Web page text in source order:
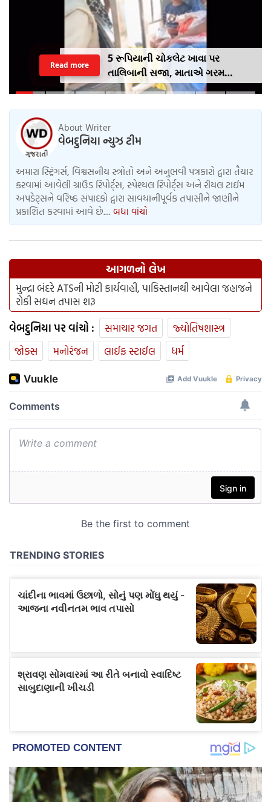
5 રૂપિયાની ચોકલેટ ખાવા પર
તાલિબાની સજા, માતાએ ગરમ
ચપ્પુથી પુત્રના પગમાં આપ્યો ડામ,
Read more
About Writer
વેબદુનિયા ન્યુઝ ટીમ
અમારા સ્ટ્રિંગર્સ, વિશ્વસનીય સ્ત્રોતો અને અનુભવી પત્રકારો દ્વારા તૈયાર
કરવામાં આવેલી ગ્રાઉંડ રિપોર્ટ્સ, સ્પેશ્યલ રિપોર્ટ્સ અને રીયલ ટાઈમ
અપડેટ્સને વરિષ્ઠ સંપાદકો દ્વારા સાવધાનીપૂર્વક તપાસીને જાણીને
પ્રકાશિત કરવામાં આવે છે.... બધા વાંચો
આગળનો લેખ
મુન્દ્રા બંદરે ATSની મોટી કાર્યવાહી, પાકિસ્તાનથી આવેલા જહાજને
રોકી સઘન તપાસ શરૂ
વેબદુનિયા પર વાંચો : સમાચાર જગત
જ્યોતિષશાસ્ત્ર
જોક્સ
મનોરંજન લાઈફ સ્ટાઈલ ધર્મ